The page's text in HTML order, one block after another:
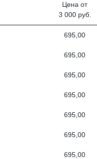
Цена от
3 000 руб.
695,00
695,00
695,00
695,00
695,00
695,00
695,00